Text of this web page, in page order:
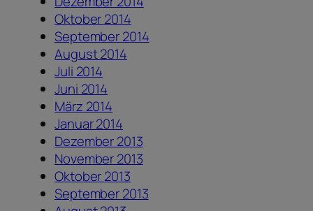
Oktober 2014
September 2014
August 2014
Juli 2014
Juni 2014
März 2014
Januar 2014
Dezember 2013
November 2013
Oktober 2013
September 2013